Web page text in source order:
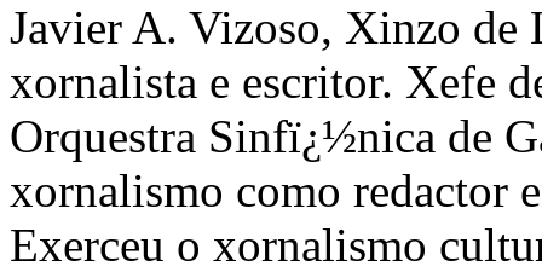
Javier A. Vizoso, Xinzo
xornalista e escritor. Xefe
Orquestra Sinfï¿½nica de
xornalismo como redactor
Exerceu o xornalismo